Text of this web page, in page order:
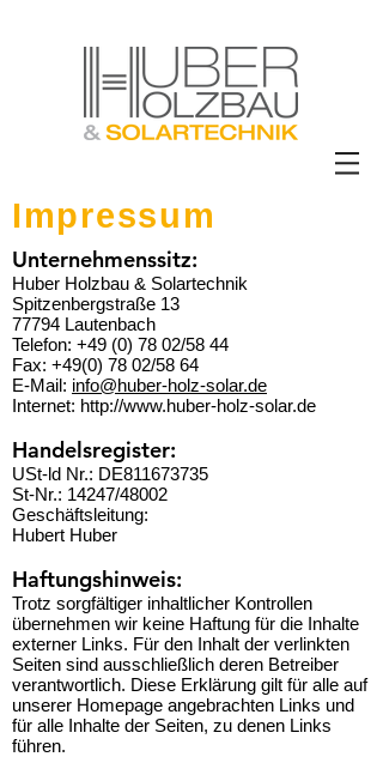
Impressum
Unternehmenssitz:
Huber Holzbau & Solartechnik
Spitzenbergstraße 13
77794 Lautenbach
Telefon: +49 (0) 78 02/58 44
Fax: +49(0) 78 02/58 64
E-Mail: info@huber-holz-solar.de
Internet: http://www.huber-holz-solar.de
Handelsregister:
USt-ld Nr.: DE811673735
St-Nr.: 14247/48002
Geschäftsleitung:
Hubert Huber
Haftungshinweis:
Trotz sorgfältiger inhaltlicher Kontrollen
übernehmen wir keine Haftung für die Inhalte
externer Links. Für den Inhalt der verlinkten
Seiten sind ausschließlich deren Betreiber
verantwortlich. Diese Erklärung gilt für alle auf
unserer Homepage angebrachten Links und
für alle Inhalte der Seiten, zu denen Links
führen.